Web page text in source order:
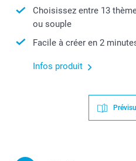
Choisissez entre 13
ou souple
Facile à créer en 2
Infos produit